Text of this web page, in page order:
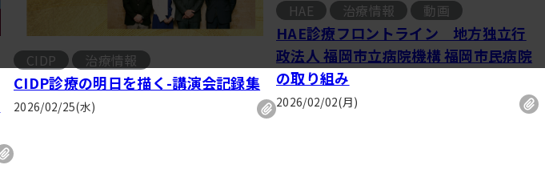
CIDP 治療情報
CIDP診療の明日を描く-講演会記録集
2026/02/25(水)
HAE 治療情報
, 動画
HAE診療フロントライン 地方独立行
政法人 福岡市立病院機構 福岡市民病院
の取り組み
2026/02/02(月)